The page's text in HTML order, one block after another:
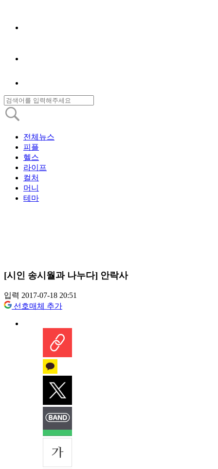
전체뉴스
피플
헬스
라이프
컬처
머니
테마
[시인 송시월과 나누다] 안락사
입력 2017-07-18 20:51
선호매체 추가